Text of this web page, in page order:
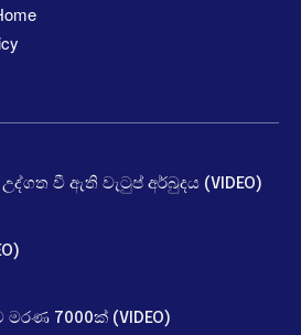
වී ඇති වැටුප් අර්බුදය (VIDEO)
7000ක් (VIDEO)